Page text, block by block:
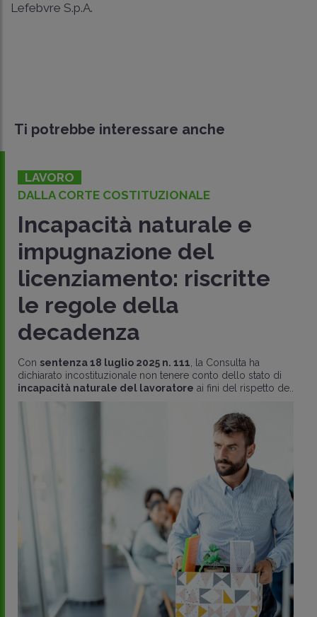
Lefebvre S.p.A.
Ti potrebbe interessare anche
LAVORO
DALLA CORTE COSTITUZIONALE
Incapacità naturale e
impugnazione del
licenziamento: riscritte
le regole della
decadenza
Con sentenza 18 luglio 2025 n. 111, la Consulta ha
dichiarato incostituzionale non tenere conto dello stato di
incapacità naturale del lavoratore ai fini del rispetto de..